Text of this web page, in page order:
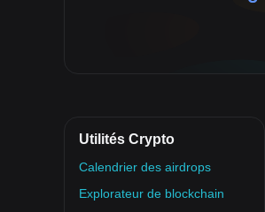
Utilités Crypto
Calendrier des airdrops
Explorateur de blockchain